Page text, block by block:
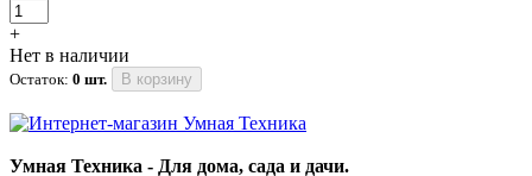
+
Нет в наличии
Остаток: 0 шт. В корзину
Умная Техника - Для дома, сада и дачи.